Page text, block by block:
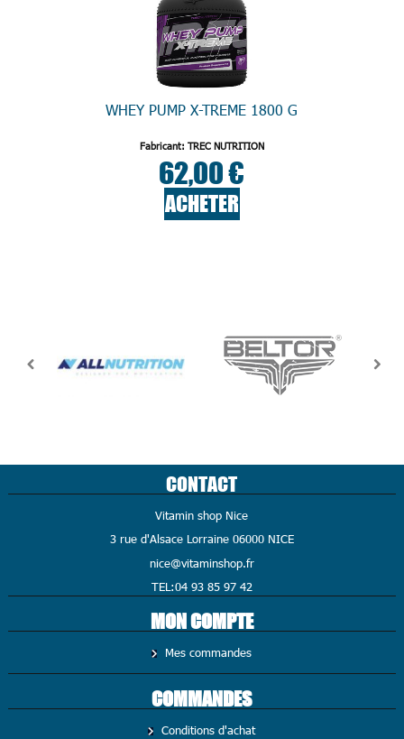
WHEY PUMP X-TREME 1800 G
Fabricant: TREC NUTRITION
62,00 €
ACHETER
CONTACT
Vitamin shop Nice
3 rue d'Alsace Lorraine 06000 NICE
nice@vitaminshop.fr
TEL:04 93 85 97 42
MON COMPTE
Mes commandes
COMMANDES
Conditions d'achat